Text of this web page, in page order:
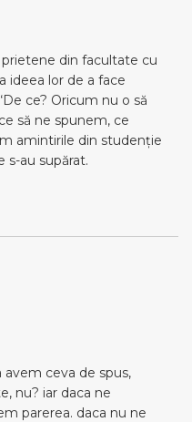
din facultate cu
ideea lor de a face
ce? Oricum nu o să
să ne spunem, ce
amintirile din studenţie
s-au supărat.
ceva de spus,
nu? iar daca ne
parerea. daca nu ne